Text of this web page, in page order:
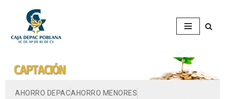
al
AHORRO DEPACAHORRO MENORES